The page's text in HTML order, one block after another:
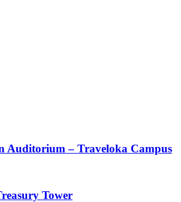
Auditorium – Traveloka Campus
Tower